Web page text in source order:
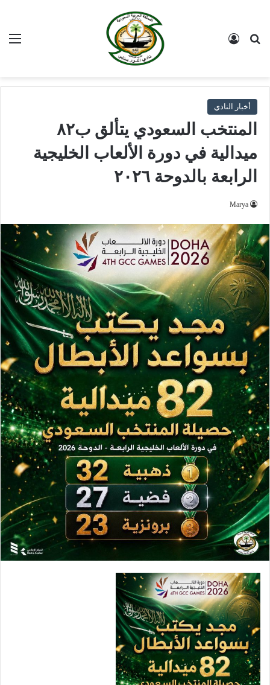
بحث عن
أخبار النادي
المنتخب السعودي يتألق ب٨٢
ميدالية في دورة الألعاب الخليجية
الرابعة بالدوحة ٢٠٢٦
Marya